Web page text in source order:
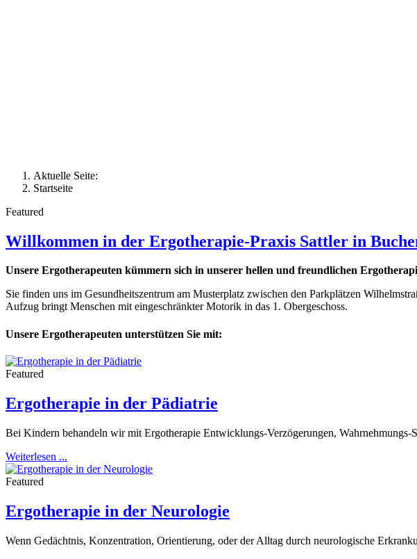
Aktuelle Seite:
Startseite
Featured
Willkommen in der Ergotherapie-Praxis Sattler in
Unsere Ergotherapeuten kümmern sich in unserer hellen und freundlichen
Sie finden uns im Gesundheitszentrum am Musterplatz zwischen den Parkplätzen
Aufzug bringt Menschen mit eingeschränkter Motorik in das 1. Obergeschoss.
Unsere Ergotherapeuten unterstützen Sie mit:
Featured
Ergotherapie in der Pädiatrie
Bei Kindern behandeln wir mit Ergotherapie Entwicklungs-Verzögerungen,
Weiterlesen ...
Featured
Ergotherapie in der Neurologie
Wenn Gedächtnis, Konzentration, Orientierung, oder der Alltag durch neurologische